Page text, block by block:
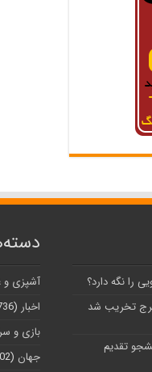
را نگه دارد؟
تخریب شد
7 شهید دانشجو تقدیم
آشپزی و
اخبار (11,736)
بازی و
جهان (202)